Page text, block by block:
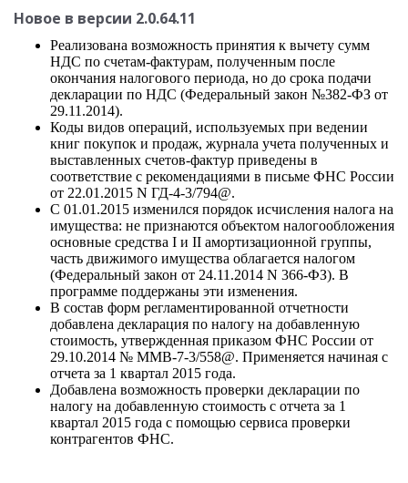
Новое в версии 2.0.64.11
Реализована возможность принятия к вычету сумм
НДС по счетам-фактурам, полученным после
окончания налогового периода, но до срока подачи
декларации по НДС (Федеральный закон №382-ФЗ от
29.11.2014).
Коды видов операций, используемых при ведении
книг покупок и продаж, журнала учета полученных и
выставленных счетов-фактур приведены в
соответствие с рекомендациями в письме ФНС России
от 22.01.2015 N ГД-4-3/794@.
С 01.01.2015 изменился порядок исчисления налога на
имущества: не признаются объектом налогообложения
основные средства I и II амортизационной группы,
часть движимого имущества облагается налогом
(Федеральный закон от 24.11.2014 N 366-ФЗ). В
программе поддержаны эти изменения.
В состав форм регламентированной отчетности
добавлена декларация по налогу на добавленную
стоимость, утвержденная приказом ФНС России от
29.10.2014 № ММВ-7-3/558@. Применяется начиная с
отчета за 1 квартал 2015 года.
Добавлена возможность проверки декларации по
налогу на добавленную стоимость с отчета за 1
квартал 2015 года с помощью сервиса проверки
контрагентов ФНС.